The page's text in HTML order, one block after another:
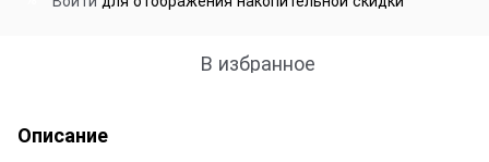
В избранное
Описание